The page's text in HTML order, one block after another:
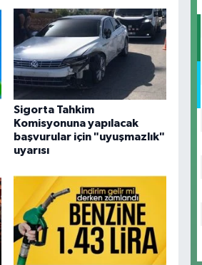
Sigorta Tahkim
Komisyonuna yapılacak
başvurular için "uyuşmazlık"
uyarısı